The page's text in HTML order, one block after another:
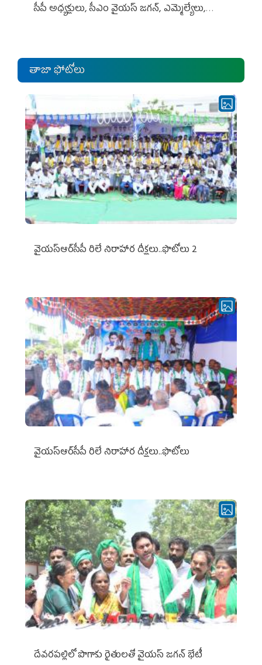
సీపీ అధ్య‌క్షులు, సీఎం వైయ‌స్ జ‌గ‌న్, ఎమ్మెల్యేలు,
తాజా ఫోటోలు
వైయ‌స్ఆర్‌సీపీ రిలే నిరాహార దీక్షలు..ఫొటోలు 2
వైయ‌స్ఆర్‌సీపీ రిలే నిరాహార దీక్షలు..ఫొటోలు
దేవరపల్లిలో పొగాకు రైతులతో వైయస్ జగన్ భేటీ